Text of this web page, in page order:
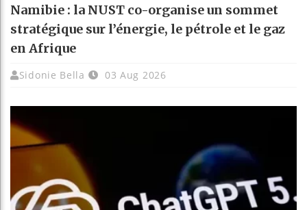
Namibie : la NUST co-organise un sommet
stratégique sur l’énergie, le pétrole et le gaz
en Afrique
Sidonie Bella 03 Aug 2026